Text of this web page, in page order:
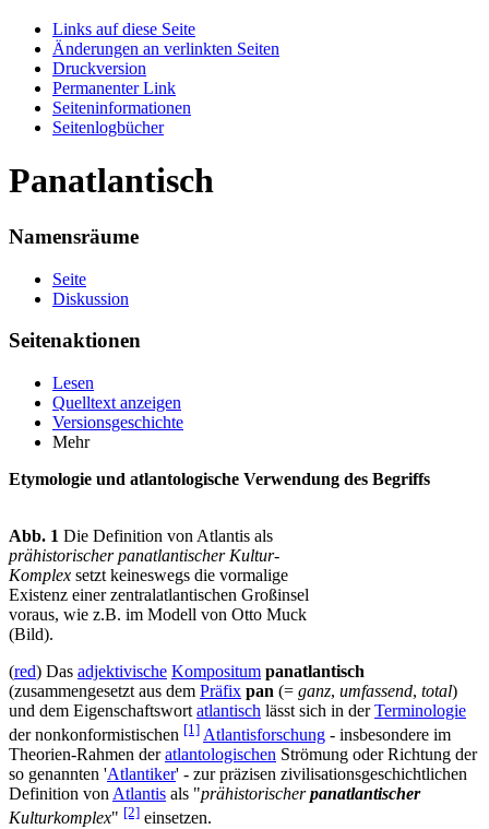
Links auf diese Seite
Änderungen an verlinkten Seiten
Druckversion
Permanenter Link
Seiten­informationen
Seitenlogbücher
Panatlantisch
Namensräume
Seite
Diskussion
Seitenaktionen
Lesen
Quelltext anzeigen
Versionsgeschichte
Mehr
Etymologie und atlantologische Verwendung des Begriffs
Abb. 1 Die Definition von Atlantis als
prähistorischer panatlantischer Kultur-
Komplex setzt keineswegs die vormalige
Existenz einer zentralatlantischen Großinsel
voraus, wie z.B. im Modell von Otto Muck
(Bild).
(red) Das adjektivische Kompositum panatlantisch
(zusammengesetzt aus dem Präfix pan (= ganz, umfassend, total)
und dem Eigenschaftswort atlantisch lässt sich in derTerminologie
der nonkonformistischen [1] Atlantisforschung - insbesondere im
Theorien-Rahmen deratlantologischen Strömung oder Richtung der
so genannten 'Atlantiker' - zur präzisen zivilisationsgeschichtlichen
Definition von Atlantis als "prähistorischerpanatlantischer
Kulturkomplex" [2] einsetzen.